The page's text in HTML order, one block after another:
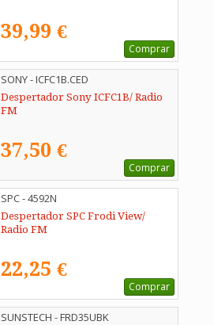
39,99 €
Comprar
SONY - ICFC1B.CED
Despertador Sony ICFC1B/ Radio
FM
37,50 €
Comprar
SPC - 4592N
Despertador SPC Frodi View/
Radio FM
22,25 €
Comprar
SUNSTECH - FRD35UBK